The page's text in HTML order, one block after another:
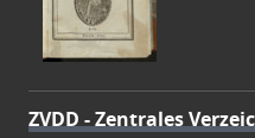
ZVDD - Zentrales